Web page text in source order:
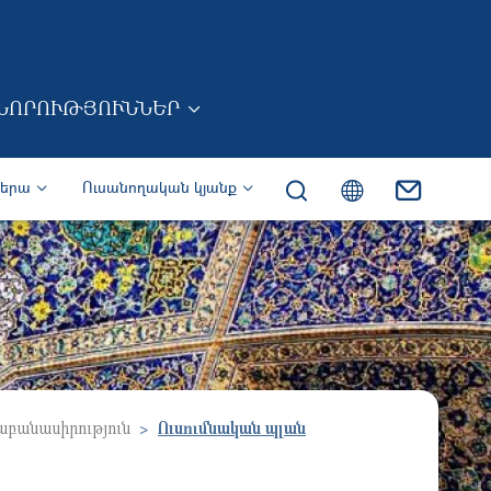
Ուսանողական կյանք
Ուսումնական պլան